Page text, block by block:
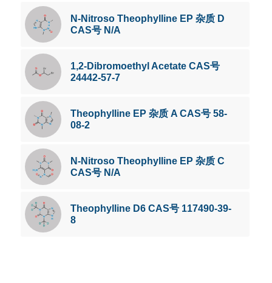
N-Nitroso Theophylline EP 杂质 D
CAS号 N/A
1,2-Dibromoethyl Acetate CAS号
24442-57-7
Theophylline EP 杂质 A CAS号 58-
08-2
N-Nitroso Theophylline EP 杂质 C
CAS号 N/A
Theophylline D6 CAS号 117490-39-
8